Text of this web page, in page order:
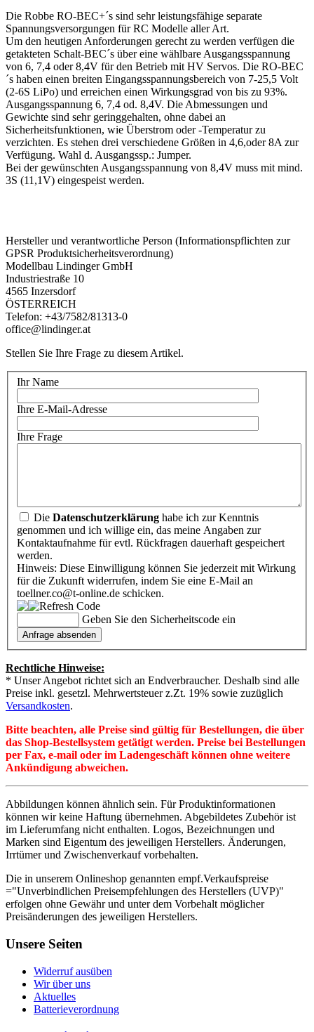
Die Robbe RO-BEC+´s sind sehr leistungsfähige separate
Spannungsversorgungen für RC Modelle aller Art.
Um den heutigen Anforderungen gerecht zu werden verfügen die
getakteten Schalt-BEC´s über eine wählbare Ausgangsspannung
von 6, 7,4 oder 8,4V für den Betrieb mit HV Servos. Die RO-BEC
´s haben einen breiten Eingangsspannungsbereich von 7-25,5 Volt
(2-6S LiPo) und erreichen einen Wirkungsgrad von bis zu 93%.
Ausgangsspannung 6, 7,4 od. 8,4V. Die Abmessungen und
Gewichte sind sehr geringgehalten, ohne dabei an
Sicherheitsfunktionen, wie Überstrom oder -Temperatur zu
verzichten. Es stehen drei verschiedene Größen in 4,6,oder 8A zur
Verfügung. Wahl d. Ausgangssp.: Jumper.
Bei der gewünschten Ausgangsspannung von 8,4V muss mit mind.
3S (11,1V) eingespeist werden.
Hersteller und verantwortliche Person (Informationspflichten zur
GPSR Produktsicherheitsverordnung)
Modellbau Lindinger GmbH
Industriestraße 10
4565 Inzersdorf
ÖSTERREICH
Telefon: +43/7582/81313-0
office@lindinger.at
Stellen Sie Ihre Frage zu diesem Artikel.
Ihr Name
Ihre E-Mail-Adresse
Ihre Frage
Die Datenschutzerklärung habe ich zur Kenntnis
genommen und ich willige ein, das meine Angaben zur
Kontaktaufnahme für evtl. Rückfragen dauerhaft gespeichert
werden.
Hinweis: Diese Einwilligung können Sie jederzeit mit Wirkung
für die Zukunft widerrufen, indem Sie eine E-Mail an
toellner.co@t-online.de schicken.
Geben Sie den Sicherheitscode ein
Rechtliche Hinweise:
* Unser Angebot richtet sich an Endverbraucher. Deshalb sind alle
Preise inkl. gesetzl. Mehrwertsteuer z.Zt. 19% sowie zuzüglich
Versandkosten.
Bitte beachten, alle Preise sind gültig für Bestellungen, die über
das Shop-Bestellsystem getätigt werden. Preise bei Bestellungen
per Fax, e-mail oder im Ladengeschäft können ohne weitere
Ankündigung abweichen.
Abbildungen können ähnlich sein. Für Produktinformationen
können wir keine Haftung übernehmen. Abgebildetes Zubehör ist
im Lieferumfang nicht enthalten. Logos, Bezeichnungen und
Marken sind Eigentum des jeweiligen Herstellers. Änderungen,
Irrtümer und Zwischenverkauf vorbehalten.
Die in unserem Onlineshop genannten empf.Verkaufspreise
="Unverbindlichen Preisempfehlungen des Herstellers (UVP)"
erfolgen ohne Gewähr und unter dem Vorbehalt möglicher
Preisänderungen des jeweiligen Herstellers.
Unsere Seiten
Widerruf ausüben
Wir über uns
Aktuelles
Batterieverordnung